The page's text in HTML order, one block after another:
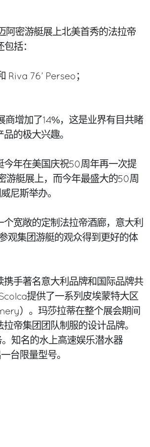
阿密游艇展上北美首秀的法拉帝
括：
76’ Perseo；
商增加了14%，这是业界有目共睹
的极大兴趣。
今年在美国庆祝50周年再一次提
游艇展上，而今年最盛大的50周
尼斯举办。
宽敞的定制法拉帝酒廊，意大利
观集团游艇的观众得到更好的体
手著名意大利品牌和国际品牌共
提供了一系列皮埃蒙特大区
）。玛莎拉蒂在整个展会期间
帝集团团队制服的设计品牌。
知名的水上高速娱乐潜水器
台限量型号。